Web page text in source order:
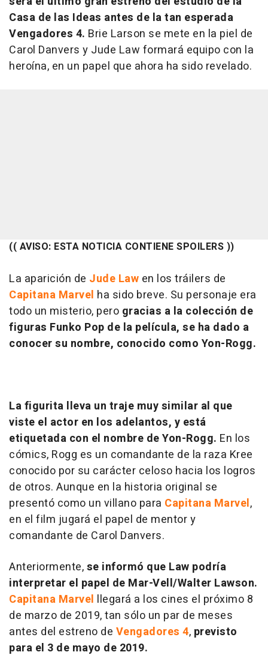
Casa de las Ideas antes de la tan esperada
Vengadores 4. Brie Larson se mete en la piel de
Carol Danvers y Jude Law formará equipo con la
heroína, en un papel que ahora ha sido revelado.
(( AVISO: ESTA NOTICIA CONTIENE SPOILERS ))
La aparición de Jude Law en los tráilers de
Capitana Marvel ha sido breve. Su personaje era
todo un misterio, pero gracias a la colección de
figuras Funko Pop de la película, se ha dado a
conocer su nombre, conocido como Yon-Rogg.
La figurita lleva un traje muy similar al que
viste el actor en los adelantos, y está
etiquetada con el nombre de Yon-Rogg. En los
cómics, Rogg es un comandante de la raza Kree
conocido por su carácter celoso hacia los logros
de otros. Aunque en la historia original se
presentó como un villano para Capitana Marvel,
en el film jugará el papel de mentor y
comandante de Carol Danvers.
Anteriormente,se informó que Law podría
interpretar el papel de Mar-Vell/Walter Lawson.
Capitana Marvel llegará a los cines el próximo 8
de marzo de 2019, tan sólo un par de meses
antes del estreno de Vengadores 4, previsto
para el 3 de mayo de 2019.